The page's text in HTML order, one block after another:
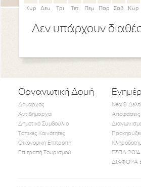
Κυρ Δευ Τρι Τετ Πεμ Παρ Σαβ Κυρ
Δεν υπάρχουν
Οργανωτική Δομή
Δήμαρχος
Αντιδήμαρχοι
Δημοτικό Συμβούλιο
Τοπικές Κοινότητες
Οικονομική Επιτροπή
Επιτροπή Τουρισμού
Νέα &
ΕΣΠΑ
ΔΙΑΦΟΡΑ